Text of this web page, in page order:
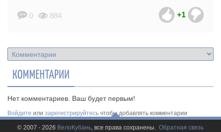
0 884 +1
КОММЕНТАРИИ
Нет комментариев. Ваш будет первым!
Войдите или зарегистрируйтесь чтобы добавлять комментарии
© 2007 - 2026 ВелоКубань, все права сохранены. Обратная связь